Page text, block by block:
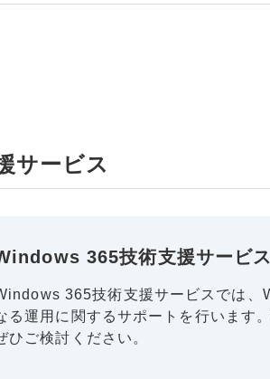
サービス
365技術支援サービス
365技術支援サービスでは、
る運用に関するサポートを行います
ひご検討ください。